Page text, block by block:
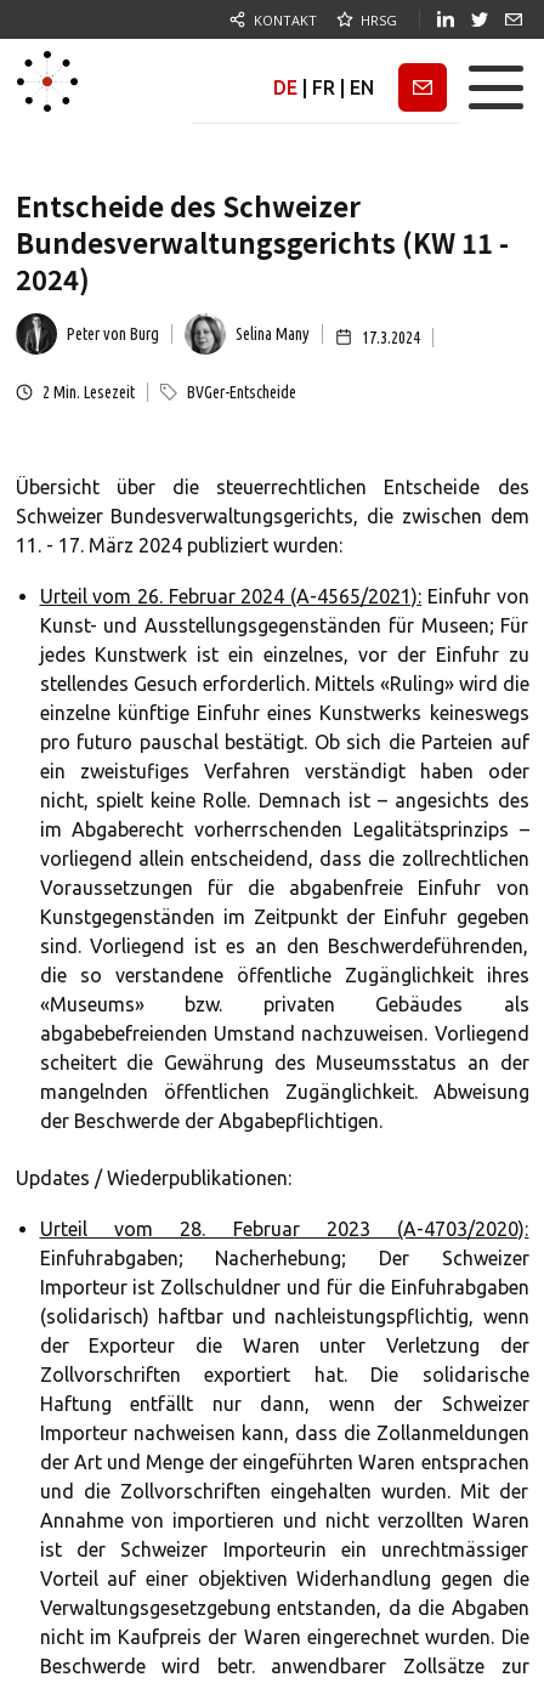
KONTAKT HRSG
DE FR EN Newsletter
Entscheide des Schweizer
Bundesverwaltungsgerichts (KW 11 -
2024)
Peter von Burg Selina Many 17.3.2024
2 Min. Lesezeit BVGer-Entscheide
Übersicht über die steuerrechtlichen Entscheide des
Schweizer Bundesverwaltungsgerichts, die zwischen dem
11. - 17. März 2024 publiziert wurden:
Urteil vom 26. Februar 2024 (A-4565/2021): Einfuhr von
Kunst- und Ausstellungsgegenständen für Museen; Für
jedes Kunstwerk ist ein einzelnes, vor der Einfuhr zu
stellendes Gesuch erforderlich. Mittels «Ruling» wird die
einzelne künftige Einfuhr eines Kunstwerks keineswegs
pro futuro pauschal bestätigt. Ob sich die Parteien auf
ein zweistufiges Verfahren verständigt haben oder
nicht, spielt keine Rolle. Demnach ist – angesichts des
im Abgaberecht vorherrschenden Legalitätsprinzips –
vorliegend allein entscheidend, dass die zollrechtlichen
Voraussetzungen für die abgabenfreie Einfuhr von
Kunstgegenständen im Zeitpunkt der Einfuhr gegeben
sind. Vorliegend ist es an den Beschwerdeführenden,
die so verstandene öffentliche Zugänglichkeit ihres
«Museums» bzw. privaten Gebäudes als
abgabebefreienden Umstand nachzuweisen. Vorliegend
scheitert die Gewährung des Museumsstatus an der
mangelnden öffentlichen Zugänglichkeit. Abweisung
der Beschwerde der Abgabepflichtigen.
Updates / Wiederpublikationen:
Urteil vom 28. Februar 2023 (A-4703/2020):
Einfuhrabgaben; Nacherhebung; Der Schweizer
Importeur ist Zollschuldner und für die Einfuhrabgaben
(solidarisch) haftbar und nachleistungspflichtig, wenn
der Exporteur die Waren unter Verletzung der
Zollvorschriften exportiert hat. Die solidarische
Haftung entfällt nur dann, wenn der Schweizer
Importeur nachweisen kann, dass die Zollanmeldungen
der Art und Menge der eingeführten Waren entsprachen
und die Zollvorschriften eingehalten wurden. Mit der
Annahme von importieren und nicht verzollten Waren
ist der Schweizer Importeurin ein unrechtmässiger
Vorteil auf einer objektiven Widerhandlung gegen die
Verwaltungsgesetzgebung entstanden, da die Abgaben
nicht im Kaufpreis der Waren eingerechnet wurden. Die
Beschwerde wird betr. anwendbarer Zollsätze zur